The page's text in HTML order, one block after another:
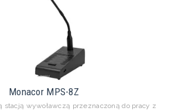
Monacor MPS-8Z
stacją wywoławczą przeznaczoną do pracy z